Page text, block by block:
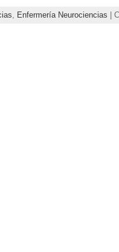
, Enfermería Neurociencias |